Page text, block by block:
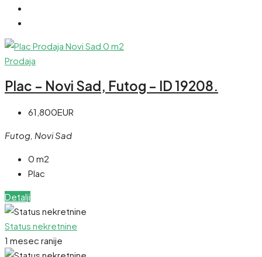
Prodaja
Plac – Novi Sad, Futog – ID 19208.
61,800EUR
Futog, Novi Sad
0 m2
Plac
Detalji
Status nekretnine
1 mesec ranije